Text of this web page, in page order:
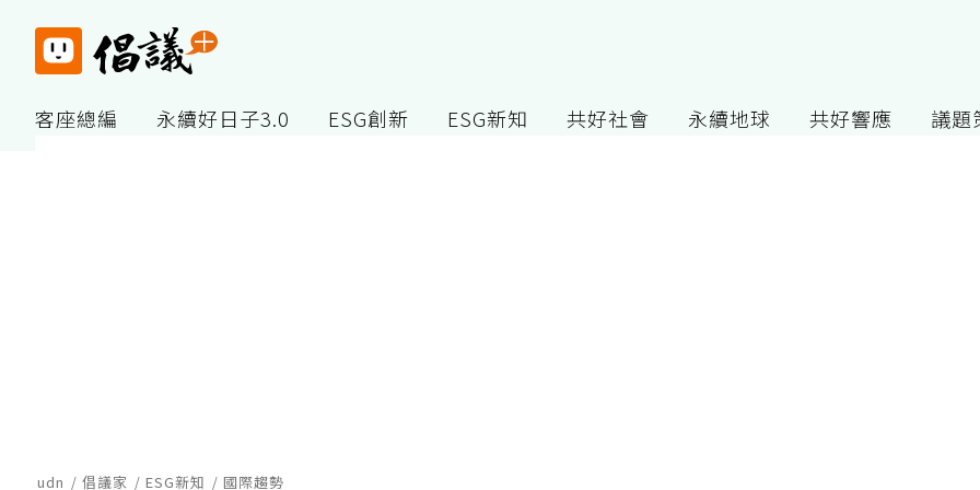
客座總編 永續好日子3.0 ESG創新 ESG新知 共好社會 永續地球 共好響應 議題
udn 倡議家 ESG新知 國際趨勢